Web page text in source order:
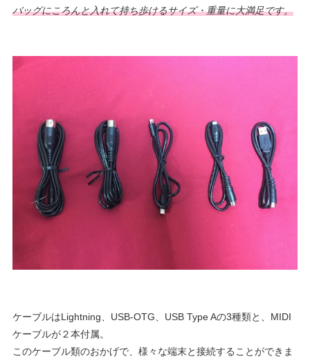
バッグにころんと入れて持ち歩けるサイズ・重量に大満足です。
ケーブルはLightning、USB-OTG、USB Type Aの3種類と、MIDI
ケーブルが２本付属。
このケーブル類のおかげで、様々な端末と接続することができま